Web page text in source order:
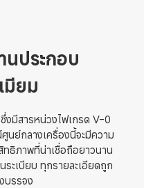
ประกอบ
มียม
มีสารหน่วงไฟเกรด V-0
นย์กลางเครื่องนี้จะมีความ
ทธิภาพที่น่าเชื่อถือยาวนาน
ระเบียบ ทุกรายละเอียดถูก
บรรจง